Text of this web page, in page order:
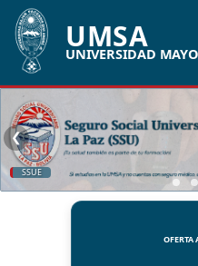
UMSA
UNIVERSIDAD
SSUE
❮
OFERTA